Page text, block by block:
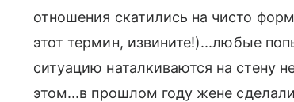
отношения скатились на чисто
этот термин, извините!)...любые
ситуацию наталкиваются на стену
этом...в прошлом году жене